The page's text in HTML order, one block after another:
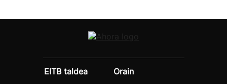
EITB taldea
Orain